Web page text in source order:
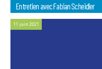
Entretien avec Fabian Scheidler
11 juin 2021